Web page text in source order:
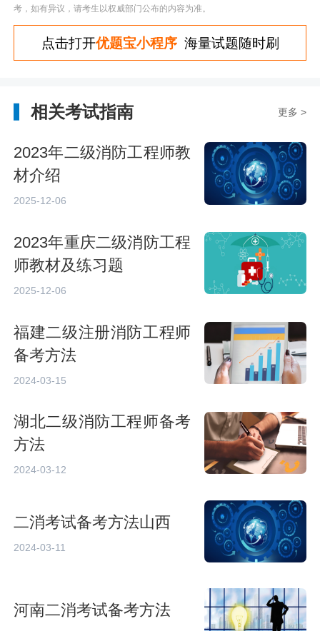
考，如有异议，请考生以权威部门公布的内容为准。
点击打开优题宝小程序海量试题随时刷
相关考试指南 更多 >
2023年二级消防工程师教
材介绍
2025-12-06
2023年重庆二级消防工程
师教材及练习题
2025-12-06
福建二级注册消防工程师
备考方法
2024-03-15
湖北二级消防工程师备考
方法
2024-03-12
二消考试备考方法山西
2024-03-11
河南二消考试备考方法